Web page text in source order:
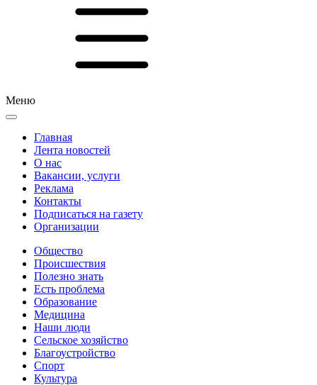
Меню
Главная
Лента новостей
О нас
Вакансии, услуги
Реклама
Контакты
Подписаться на газету
Организации
Общество
Происшествия
Полезно знать
Есть проблема
Образование
Медицина
Наши люди
Сельское хозяйство
Благоустройство
Спорт
Культура